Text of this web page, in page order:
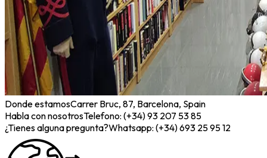
Donde estamosCarrer Bruc, 87, Barcelona, Spain
Habla con nosotrosTelefono: (+34) 93 207 53 85
¿Tienes alguna pregunta?Whatsapp: (+34) 693 25 95 12